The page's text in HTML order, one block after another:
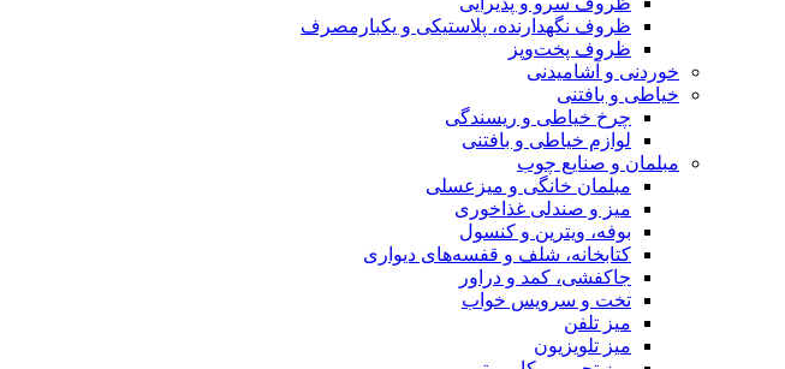
ظروف نگهدارنده، پلاستیکی و یکبارمصرف
ظروف پخت‌وپز
خوردنی و آشامیدنی
خیاطی و بافتنی
چرخ خیاطی و ریسندگی
لوازم خیاطی و بافتنی
مبلمان و صنایع چوب
مبلمان خانگی و میزعسلی
میز و صندلی غذاخوری
بوفه، ویترین و کنسول
کتابخانه، شلف و قفسه‌های دیواری
جاکفشی، کمد و دراور
تخت و سرویس خواب
میز تلفن
میز تلویزیون